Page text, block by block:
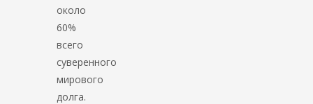
около
60%
всего
суверенного
мирового
долга.